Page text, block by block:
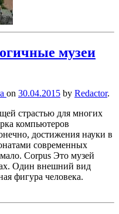
музеи
on 30.04.2015 by Redactor.
страстью для многих
компьютеров
достижения науки в
современных
Corpus Это музей
Один внешний вид
фигура человека.